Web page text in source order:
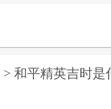
> 和平精英吉时